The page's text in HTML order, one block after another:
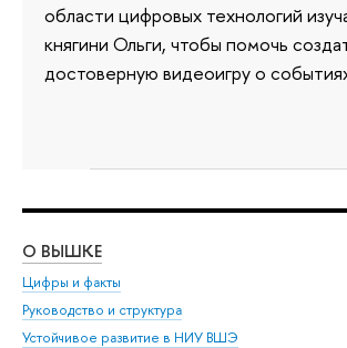
области цифровых технологий
княгини Ольги, чтобы помочь
достоверную видеоигру о
О ВЫШКЕ
Цифры и факты
Руководство и структура
Устойчивое развитие в НИУ ВШЭ